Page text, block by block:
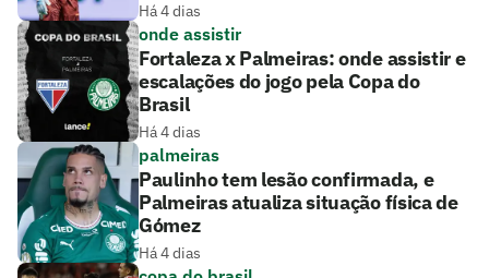
Há 4 dias
onde assistir
Fortaleza x Palmeiras: onde assistir e
escalações do jogo pela Copa do
Brasil
Há 4 dias
palmeiras
Paulinho tem lesão confirmada, e
Palmeiras atualiza situação física de
Gómez
Há 4 dias